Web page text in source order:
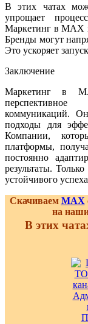
В этих чатах
упрощает
Маркетинг в MAX
Бренды могут
Это ускоряет
Заключение
Маркетинг в
коммуникаций.
подходы для
Компании,
платформы,
постоянно
результаты.
устойчивого
Скачиваем MAX
на
В этих